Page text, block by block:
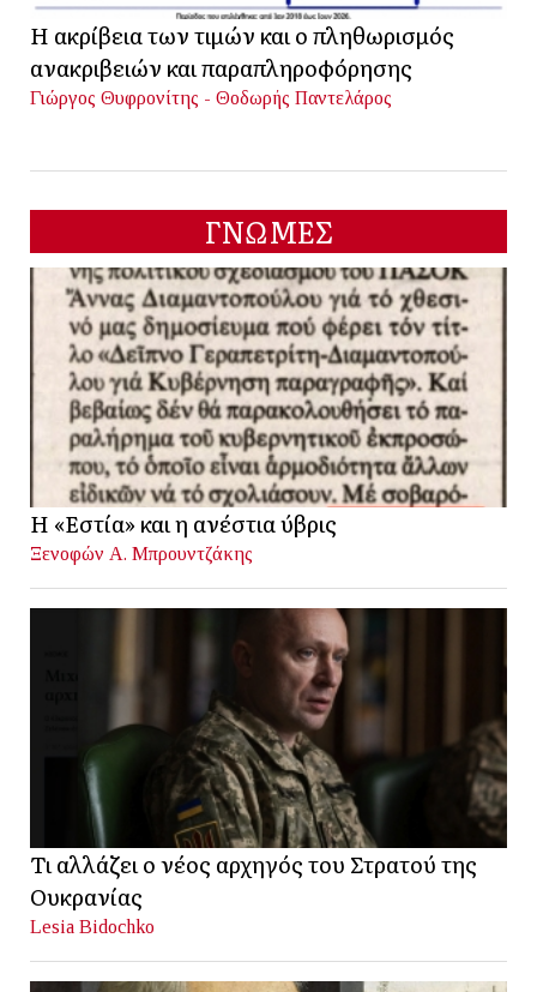
Η ακρίβεια των τιμών και ο πληθωρισμός
ανακριβειών και παραπληροφόρησης
Γιώργος Θυφρονίτης - Θοδωρής Παντελάρος
ΓΝΩΜΕΣ
Η «Εστία» και η ανέστια ύβρις
Ξενοφών Α. Μπρουντζάκης
Τι αλλάζει ο νέος αρχηγός του Στρατού της
Ουκρανίας
Lesia Bidochko